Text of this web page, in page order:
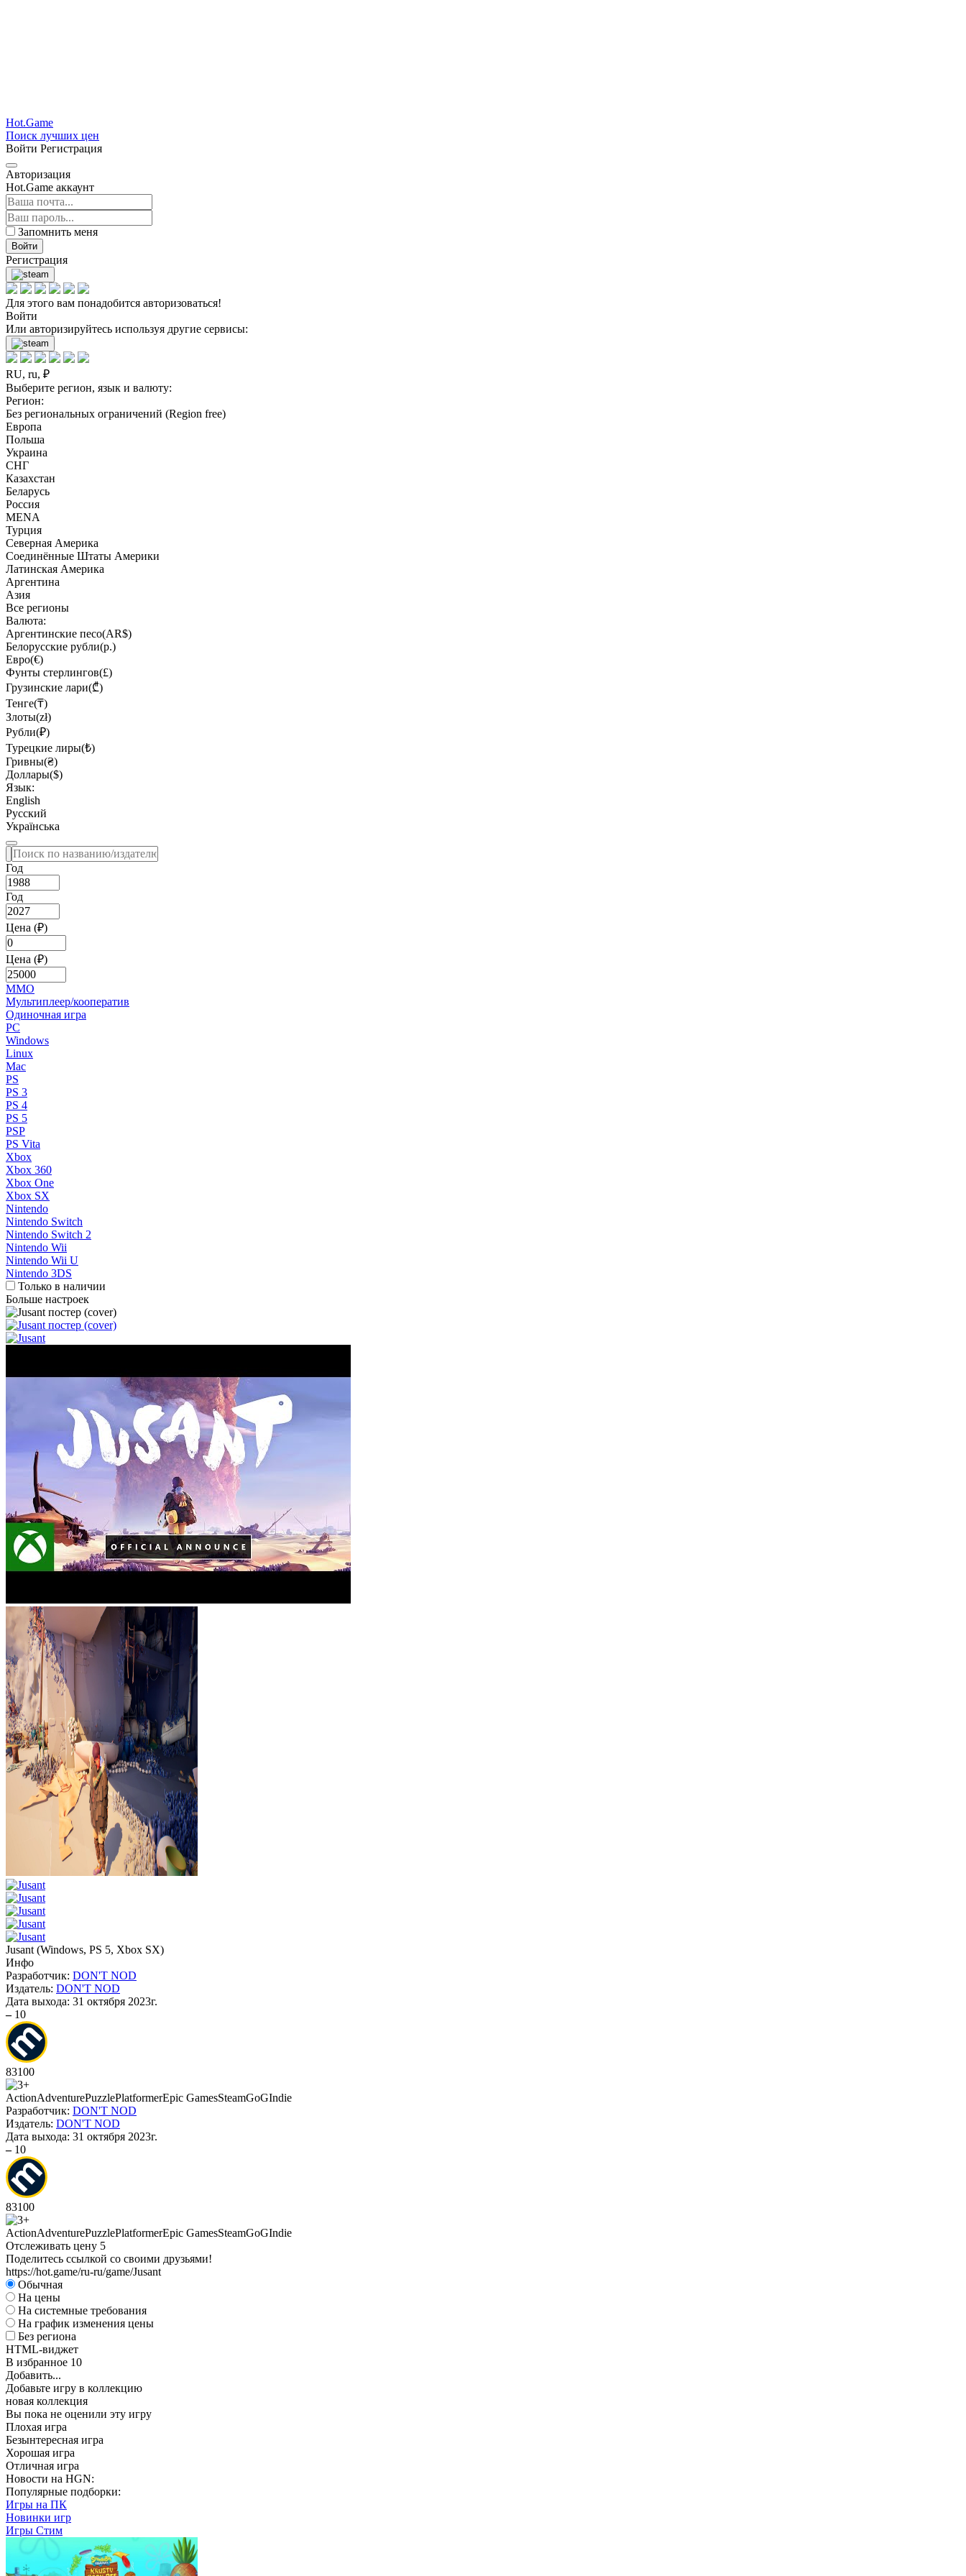
Hot.Game
Поиск лучших цен
Войти Регистрация
Авторизация
Hot.Game аккаунт
Запомнить меня
Войти
Регистрация
Для этого вам понадобится авторизоваться!
Войти
Или авторизируйтесь используя другие сервисы:
RU, ru, ₽
Выберите регион, язык и валюту:
Регион:
Без региональных ограничений (Region free)
Европа
Польша
Украина
СНГ
Казахстан
Беларусь
Россия
MENA
Турция
Северная Америка
Соединённые Штаты Америки
Латинская Америка
Аргентина
Азия
Все регионы
Валюта:
Аргентинские песо(AR$)
Белорусские рубли(р.)
Евро(€)
Фунты стерлингов(£)
Грузинские лари(₾)
Тенге(₸)
Злоты(zł)
Рубли(₽)
Турецкие лиры(₺)
Гривны(₴)
Доллары($)
Язык:
English
Русский
Українська
Год
Год
Цена (₽)
Цена (₽)
MMO
Мультиплеер/кооператив
Одиночная игра
PC
Windows
Linux
Mac
PS
PS 3
PS 4
PS 5
PSP
PS Vita
Xbox
Xbox 360
Xbox One
Xbox SX
Nintendo
Nintendo Switch
Nintendo Switch 2
Nintendo Wii
Nintendo Wii U
Nintendo 3DS
Только в наличии
Больше настроек
Jusant (Windows, PS 5, Xbox SX)
Инфо
Разработчик: DON'T NOD
Издатель: DON'T NOD
Дата выхода: 31 октября 2023г.
– 10
83100
ActionAdventurePuzzlePlatformerEpic GamesSteamGoGIndie
Разработчик: DON'T NOD
Издатель: DON'T NOD
Дата выхода: 31 октября 2023г.
– 10
83100
ActionAdventurePuzzlePlatformerEpic GamesSteamGoGIndie
Отслеживать цену 5
Поделитесь ссылкой со своими друзьями!
https://hot.game/ru-ru/game/Jusant
Обычная
На цены
На системные требования
На график изменения цены
Без региона
HTML-виджет
В избранное 10
Добавить...
Добавьте игру в коллекцию
новая коллекция
Вы пока не оценили эту игру
Плохая игра
Безынтересная игра
Хорошая игра
Отличная игра
Новости на HGN:
Популярные подборки:
Игры на ПК
Новинки игр
Игры Стим